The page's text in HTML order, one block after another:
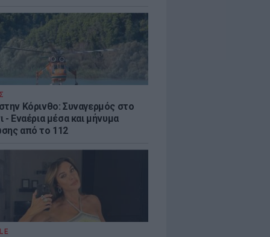
Κόρινθο: Συναγερμός στο
- Εναέρια μέσα και μήνυμα
από το 112